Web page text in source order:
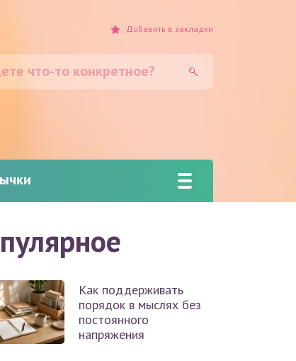
Добавить в закладки
Как поддерживать
порядок в мыслях без
постоянного
напряжения